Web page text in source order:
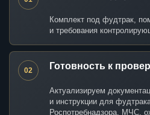
Комплект под фудтрак,
и требования
02 Готовность к
Актуализируем
и инструкции для
Роспотребнадзора, МЧС,